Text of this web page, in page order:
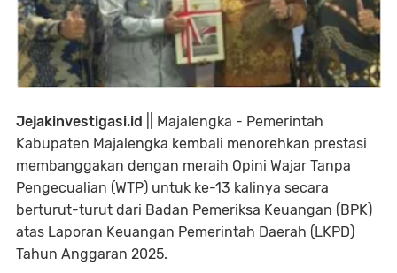
Jejakinvestigasi.id || Majalengka - Pemerintah
Kabupaten Majalengka kembali menorehkan prestasi
membanggakan dengan meraih Opini Wajar Tanpa
Pengecualian (WTP) untuk ke-13 kalinya secara
berturut-turut dari Badan Pemeriksa Keuangan (BPK)
atas Laporan Keuangan Pemerintah Daerah (LKPD)
Tahun Anggaran 2025.